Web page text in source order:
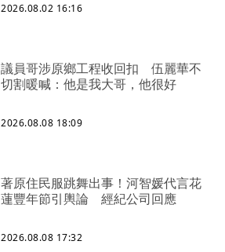
2026.08.02 16:16
議員哥涉原鄉工程收回扣 伍麗華不
切割暖喊：他是我大哥，他很好
2026.08.08 18:09
著原住民服跳舞出事！河智媛代言花
蓮豐年節引輿論 經紀公司回應
2026.08.08 17:32